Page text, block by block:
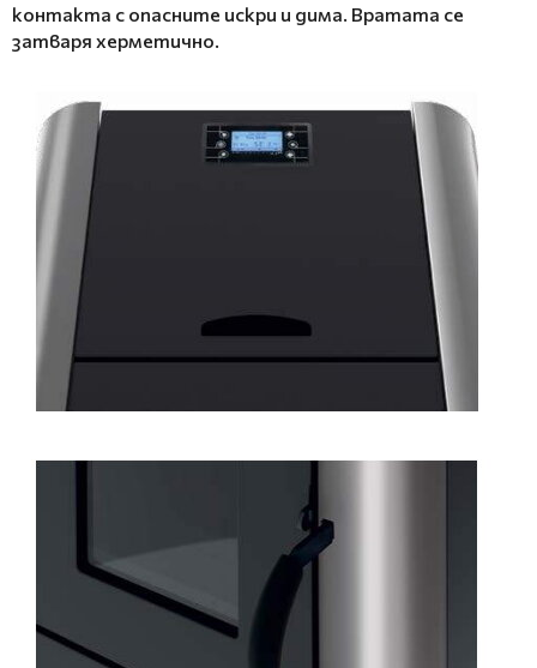
контакта с опасните искри и дима. Вратата се
затваря херметично.